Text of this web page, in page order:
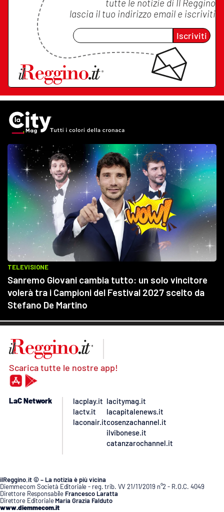
tutte le notizie di Il Reggino
lascia il tuo indirizzo email e iscriviti
Iscriviti
Scarica tutte le nostre app!
LaC Network
lacplay.it
lactv.it
laconair.it
lacitymag.it
lacapitalenews.it
cosenzachannel.it
ilvibonese.it
catanzarochannel.it
ilReggino.it © – La notizia è più vicina
Diemmecom Società Editoriale - reg. trib. VV 21/11/2019 n°2 - R.O.C. 4049
Direttore Responsabile Francesco Laratta
Direttore Editoriale Maria Grazia Falduto
www.diemmecom.it